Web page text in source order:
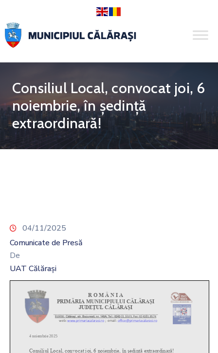
Consiliul Local, convocat joi, 6
noiembrie, în ședință
extraordinară!
04/11/2025
Comunicate de Presă
De
UAT Călărași